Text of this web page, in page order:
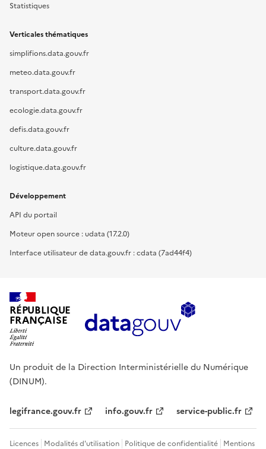
Statistiques
Verticales thématiques
simplifions.data.gouv.fr
meteo.data.gouv.fr
transport.data.gouv.fr
ecologie.data.gouv.fr
defis.data.gouv.fr
culture.data.gouv.fr
logistique.data.gouv.fr
Développement
API du portail
Moteur open source : udata (17.2.0)
Interface utilisateur de data.gouv.fr : cdata (7ad44f4)
RÉPUBLIQUE
FRANÇAISE
Un produit de la Direction Interministérielle du Numérique
(DINUM).
legifrance.gouv.fr info.gouv.fr service-public.fr
Licences Modalités d'utilisation Politique de confidentialité Mentions